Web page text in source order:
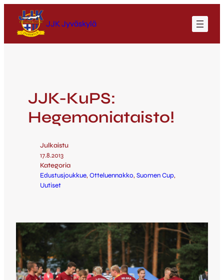
JJK Jyväskylä
JJK-KuPS:
Hegemoniataisto!
Julkaistu
17.8.2013
Kategoria
Edustusjoukkue, Otteluennakko, Suomen Cup
Uutiset